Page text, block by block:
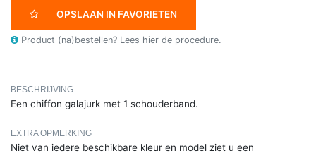
OPSLAAN IN FAVORIETEN
Product (na)bestellen? Lees hier de procedure.
BESCHRIJVING
Een chiffon galajurk met 1 schouderband.
EXTRA OPMERKING
Niet van iedere beschikbare kleur en model ziet u een